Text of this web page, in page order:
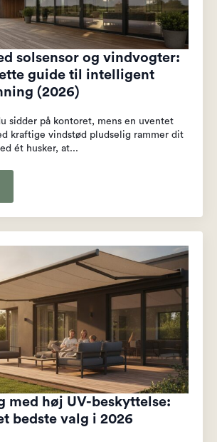
solsensor og vindvogter:
guide til intelligent
(2026)
sidder på kontoret, mens en uventet
kraftige vindstød pludselig rammer dit
ét husker, at...
med høj UV-beskyttelse:
bedste valg i 2026